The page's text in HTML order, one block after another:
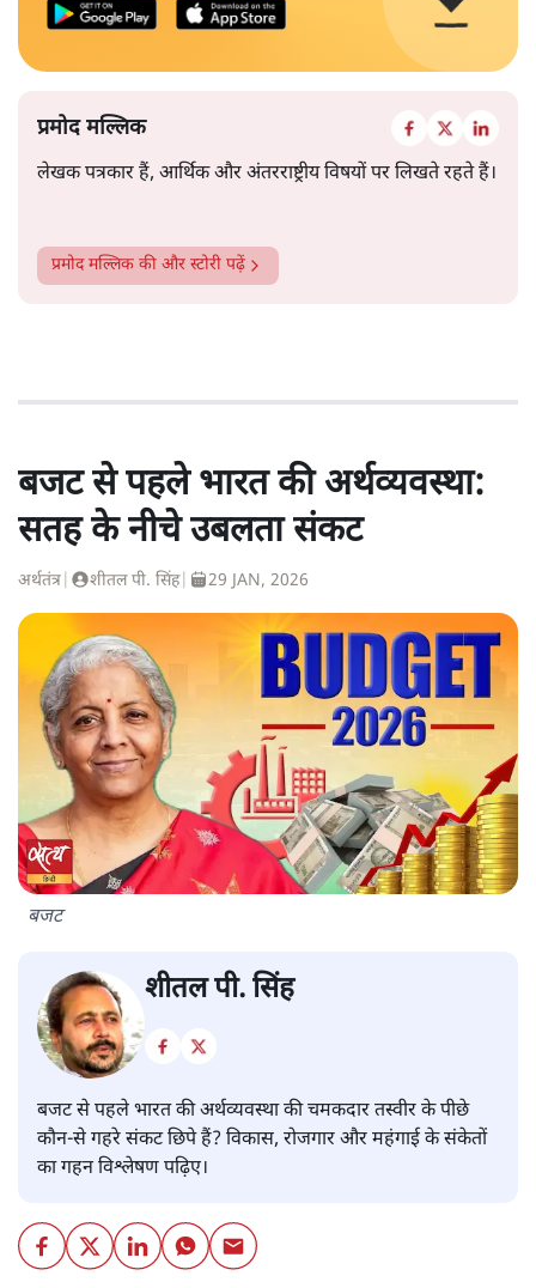
प्रमोद मल्लिक
लेखक पत्रकार हैं, आर्थिक और अंतरराष्ट्रीय विषयों पर लिखते रहते हैं।
प्रमोद मल्लिक की और स्टोरी पढ़ें
बजट से पहले भारत की अर्थव्यवस्था:
सतह के नीचे उबलता संकट
अर्थतंत्र शीतल पी. सिंह| 29 JAN, 2026
बजट
शीतल पी. सिंह
बजट से पहले भारत की अर्थव्यवस्था की चमकदार तस्वीर के पीछे
कौन-से गहरे संकट छिपे हैं? विकास, रोजगार और महंगाई के संकेतों
का गहन विश्लेषण पढ़िए।